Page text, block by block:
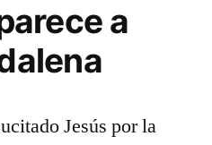
a
Jesús por la